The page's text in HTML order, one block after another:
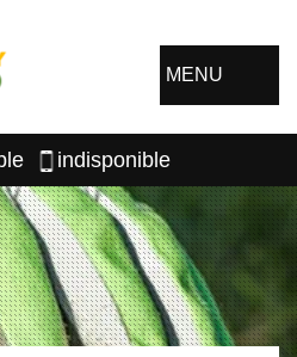
MENU
indisponible